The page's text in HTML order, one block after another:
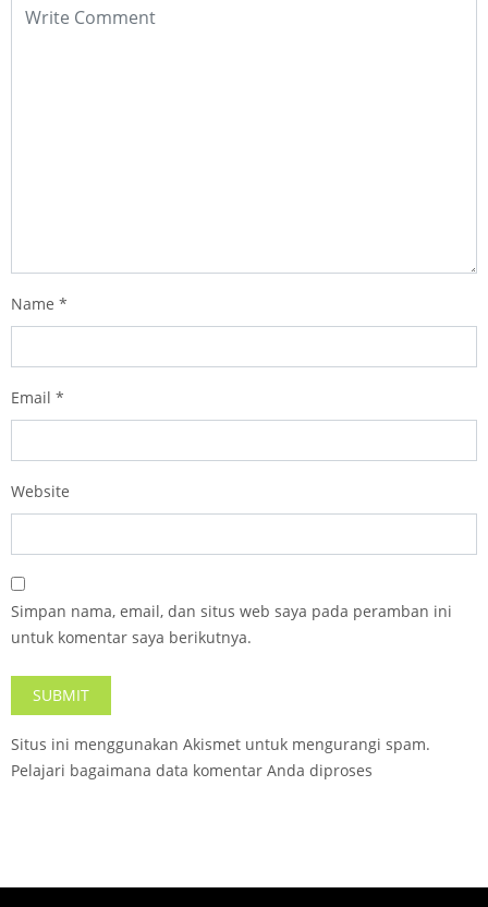
Name *
Email *
Website
Simpan nama, email, dan situs web saya pada peramban ini
untuk komentar saya berikutnya.
Situs ini menggunakan Akismet untuk mengurangi spam.
Pelajari bagaimana data komentar Anda diproses